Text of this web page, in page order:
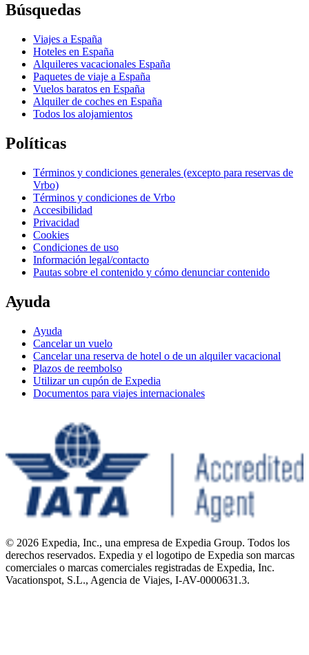
Búsquedas
Viajes a España
Hoteles en España
Alquileres vacacionales España
Paquetes de viaje a España
Vuelos baratos en España
Alquiler de coches en España
Todos los alojamientos
Políticas
Términos y condiciones generales (excepto para reservas de
Vrbo)
Términos y condiciones de Vrbo
Accesibilidad
Privacidad
Cookies
Condiciones de uso
Información legal/contacto
Pautas sobre el contenido y cómo denunciar contenido
Ayuda
Ayuda
Cancelar un vuelo
Cancelar una reserva de hotel o de un alquiler vacacional
Plazos de reembolso
Utilizar un cupón de Expedia
Documentos para viajes internacionales
© 2026 Expedia, Inc., una empresa de Expedia Group. Todos los
derechos reservados. Expedia y el logotipo de Expedia son marcas
comerciales o marcas comerciales registradas de Expedia, Inc.
Vacationspot, S.L., Agencia de Viajes, I-AV-0000631.3.